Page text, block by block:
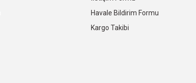
Havale Bildirim Formu
Kargo Takibi